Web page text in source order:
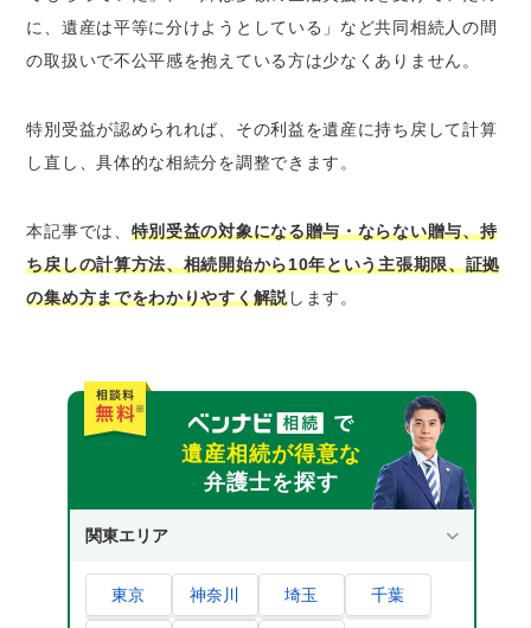
組に際して支出した贈与
不動産や購入資金の贈与｜土地・建物の贈与
事業資金や自社株の贈与｜独立・開業のため
特別受益の対象とならない主な4つの贈与
挙式費用・結納金｜結婚の儀礼的費用
死亡退職金｜会社の規定に基づいて支給され
る退職金
大学進学費用｜扶養義務の範囲内とみなされ
る教育費・学費
特別受益には持ち戻しという特別な制度がある
特別受益の持ち戻しとは
特別受益の持ち戻しに時効はない
に、遺産は平等に分けようとしている」など共同相続人の間
の取扱いで不公平感を抱えている方は少なくありません。
特別受益が認められれば、その利益を遺産に持ち戻して計算
し直し、具体的な相続分を調整できます。
本記事では、 特別受益の対象になる贈与・ならない贈与、持
ち戻しの計算方法、相続開始から10年という主張期限、証拠
の集め方までをわかりやすく解説します。
遺産相続が得意な
弁護士を探す
関東エリア
東京 神奈川 埼玉 千葉